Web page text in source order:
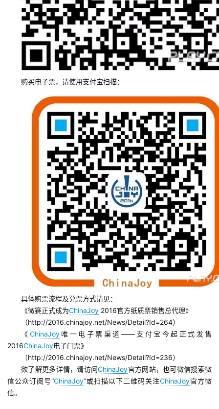
购买电子票，请使用支付宝扫描：
具体购票流程及兑票方式请见：
《微赛正式成为ChinaJoy 2016官方纸质票销售总代理》
（http://2016.chinajoy.net/News/Detail?Id=264）
《 ChinaJoy唯一电子票渠道——支付宝今起正式发售
2016ChinaJoy电子门票》
（http://2016.chinajoy.net/News/Detail?Id=236）
欲了解更多详情，请访问ChinaJoy官方网站，也可微信搜索微
信公众订阅号“ChinaJoy”或扫描以下二维码关注ChinaJoy官方微
信。